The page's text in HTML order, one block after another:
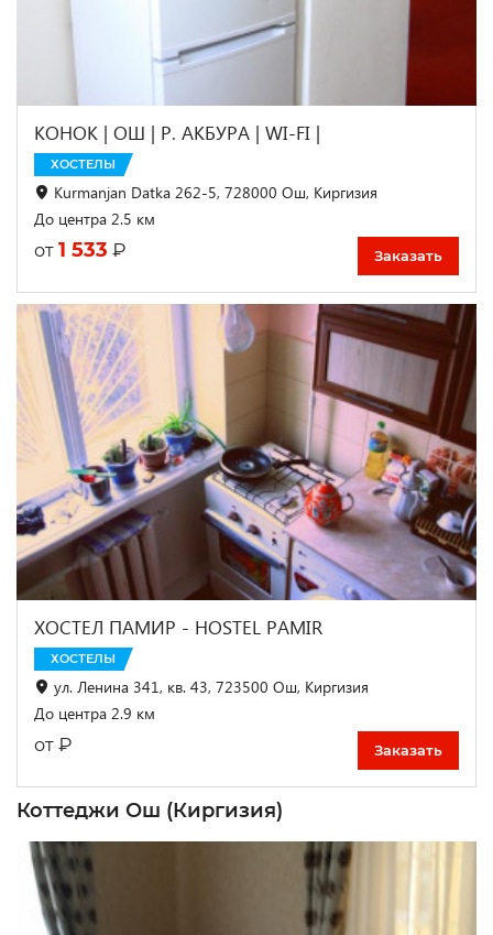
КОНОК | ОШ | Р. АКБУРА | WI-FI |
ХОСТЕЛЫ
Kurmanjan Datka 262-5, 728000 Ош, Киргизия
До центра 2.5 км
от 1 533 ₽ Заказать
ХОСТЕЛ ПАМИР - HOSTEL PAMIR
ХОСТЕЛЫ
ул. Ленина 341, кв. 43, 723500 Ош, Киргизия
До центра 2.9 км
от ₽ Заказать
Коттеджи Ош (Киргизия)